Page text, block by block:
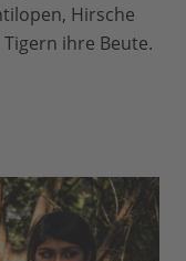
Hirsche
ihre Beute.